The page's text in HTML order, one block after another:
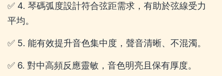
✅ 4. 琴碼弧度設計符合弦距需求，有助於弦線受力
平均。
✅ 5. 能有效提升音色集中度，聲音清晰、不混濁。
✅ 6. 對中高頻反應靈敏，音色明亮且保有厚度。